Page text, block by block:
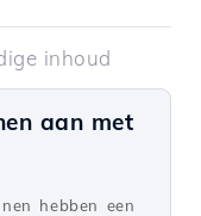
inhoud
aan met
hebben een